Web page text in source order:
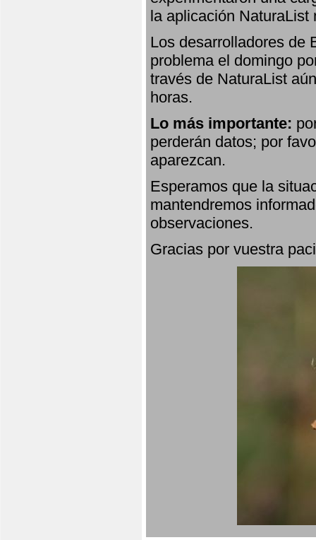
la aplicación NaturaList
Los desarrolladores de
problema el domingo
través de NaturaList
horas.
Lo más importante:
perderán datos; por
aparezcan.
Esperamos que la
mantendremos
observaciones.
Gracias por vuestra